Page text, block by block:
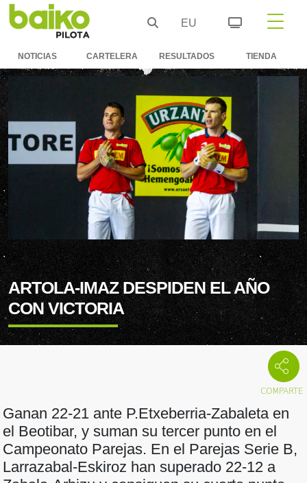
EU
NOTICIAS CARTELERA RESULTADOS TIENDA
ARTOLA-IMAZ DESPIDEN EL AÑO
CON VICTORIA
Ganan 22-21 ante P.Etxeberria-Zabaleta en
el Beotibar, y suman su tercer punto en el
Campeonato Parejas. En el Parejas Serie B,
Larrazabal-Eskiroz han superado 22-12 a